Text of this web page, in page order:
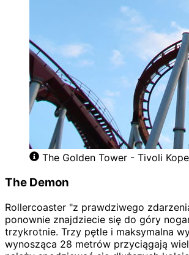
The Golden Tower - Tivoli
The Demon
Rollercoaster "z prawdziwego
ponownie znajdziecie się do góry
trzykrotnie. Trzy pętle i maksymalna
wynosząca 28 metrów przyciągają